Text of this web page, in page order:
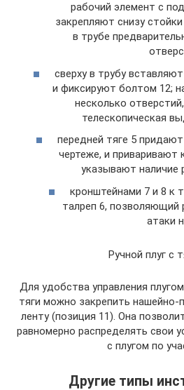
рабочий элемент с
закрепляют снизу
в трубе
сверху в трубу
и фиксируют болтом 12;
несколько
телескопическая
передней тяге 5
чертеже, и приваривают
указывают наличие
кронштейнами 7 и 8 к
талреп 6, позволяющий
атаки
Ручной плуг с
Для удобства управления
тяги можно закрепить
ленту (позиция 11). Она
равномерно распределять свои
с плугом по
Другие типы